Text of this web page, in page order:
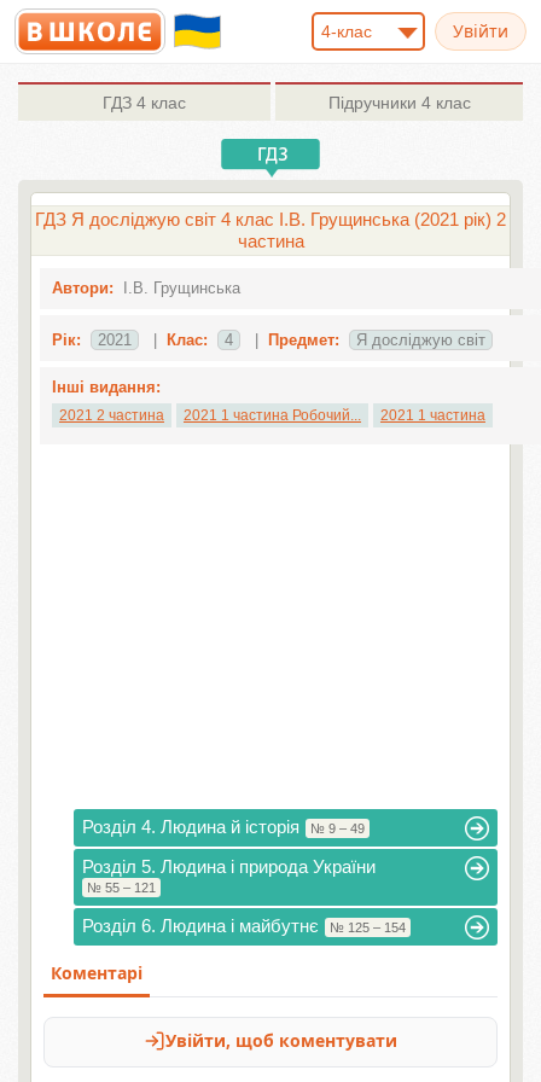
4-клас
ГДЗ 4 клас Підручники 4 клас
ГДЗ Я досліджую світ 4 клас І.В. Грущинська (2021 рік) 2
частина
Автори: І.В. Грущинська
Рік: 2021 Клас: 4 Предмет: Я досліджую світ
Інші видання:
2021 2 частина 2021 1 частина Робочий... 2021 1 частина
Розділ 4. Людина й історія № 9 – 49
Розділ 5. Людина і природа України
№ 55 – 121
Розділ 6. Людина і майбутнє № 125 – 154